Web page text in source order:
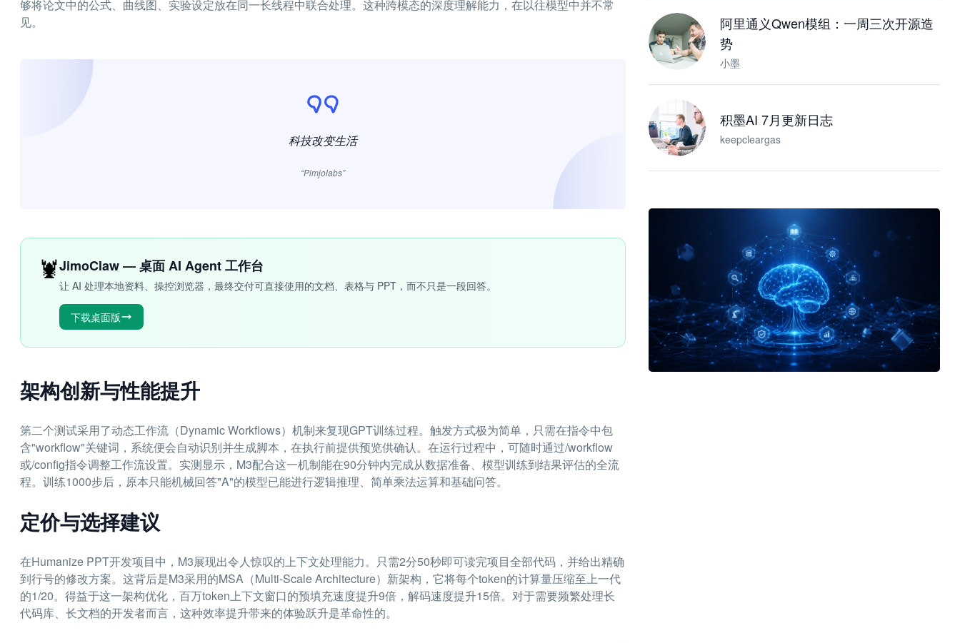
够将论文中的公式、曲线图、实验设定放在同一长线程中联合处理。这种跨模态的深度理解能力，在以往模型中并不常
见。
科技改变生活
“Pimjolabs”
🦞JimoClaw — 桌面 AI Agent 工作台
让 AI 处理本地资料、操控浏览器，最终交付可直接使用的文档、表格与 PPT，而不只是一段回答。
下载桌面版
架构创新与性能提升
第二个测试采用了动态工作流（Dynamic Workflows）机制来复现GPT训练过程。触发方式极为简单，只需在指令中包
含"workflow"关键词，系统便会自动识别并生成脚本，在执行前提供预览供确认。在运行过程中，可随时通过/workflow
或/config指令调整工作流设置。实测显示，M3配合这一机制能在90分钟内完成从数据准备、模型训练到结果评估的全流
程。训练1000步后，原本只能机械回答"A"的模型已能进行逻辑推理、简单乘法运算和基础问答。
定价与选择建议
在Humanize PPT开发项目中，M3展现出令人惊叹的上下文处理能力。只需2分50秒即可读完项目全部代码，并给出精确
到行号的修改方案。这背后是M3采用的MSA（Multi-Scale Architecture）新架构，它将每个token的计算量压缩至上一代
的1/20。得益于这一架构优化，百万token上下文窗口的预填充速度提升9倍，解码速度提升15倍。对于需要频繁处理长
代码库、长文档的开发者而言，这种效率提升带来的体验跃升是革命性的。
阿里通义Qwen模组：一周三次开源造
势
小墨
积墨AI 7月更新日志
keepcleargas